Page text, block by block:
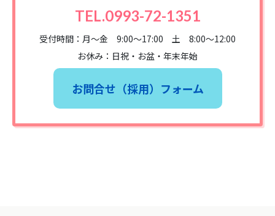
TEL.0993-72-1351
受付時間：月～金 9:00～17:00 土 8:00〜12:00
お休み：日祝・お盆・年末年始
お問合せ（採用）フォーム